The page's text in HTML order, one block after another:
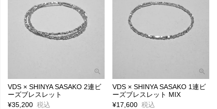
VDS × SHINYA SASAKO 2連ビ
ーズブレスレット
¥35,200 税込
VDS × SHINYA SASAKO 1連ビ
ーズブレスレット MIX
¥17,600 税込